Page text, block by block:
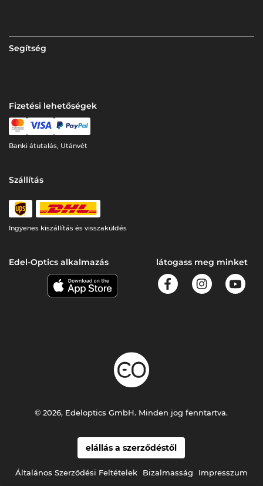
Segítség
Fizetési lehetőségek
Banki átutalás, Utánvét
Szállítás
Ingyenes kiszállítás és visszaküldés
Edel-Optics alkalmazás látogass meg minket
elállás a szerződéstől
Általános Szerződési Feltételek Bizalmasság Impresszum
© 2026, Edeloptics GmbH. Minden jog fenntartva.